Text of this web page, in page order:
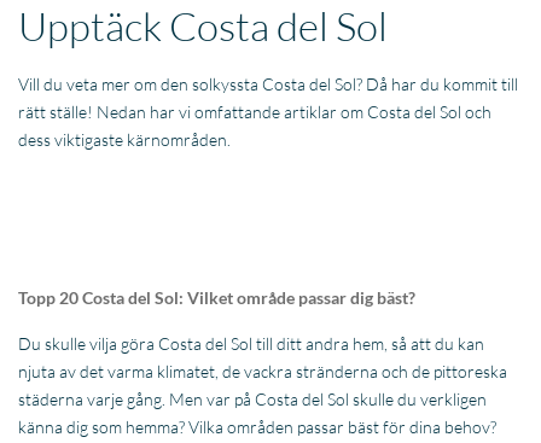
Upptäck Costa del Sol
Vill du veta mer om den solkyssta Costa del Sol? Då har du kommit till
rätt ställe! Nedan har vi omfattande artiklar om Costa del Sol och
dess viktigaste kärnområden.
Topp 20 Costa del Sol: Vilket område passar dig bäst?
Du skulle vilja göra Costa del Sol till ditt andra hem, så att du kan
njuta av det varma klimatet, de vackra stränderna och de pittoreska
städerna varje gång. Men var på Costa del Sol skulle du verkligen
känna dig som hemma? Vilka områden passar bäst för dina behov?